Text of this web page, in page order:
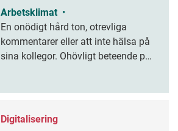
Arbetsklimat •
En onödigt hård ton, otrevliga
kommentarer eller att inte hälsa på
sina kollegor. Ohövligt beteende på
förebygga ohövligt beteende på
Digitalisering